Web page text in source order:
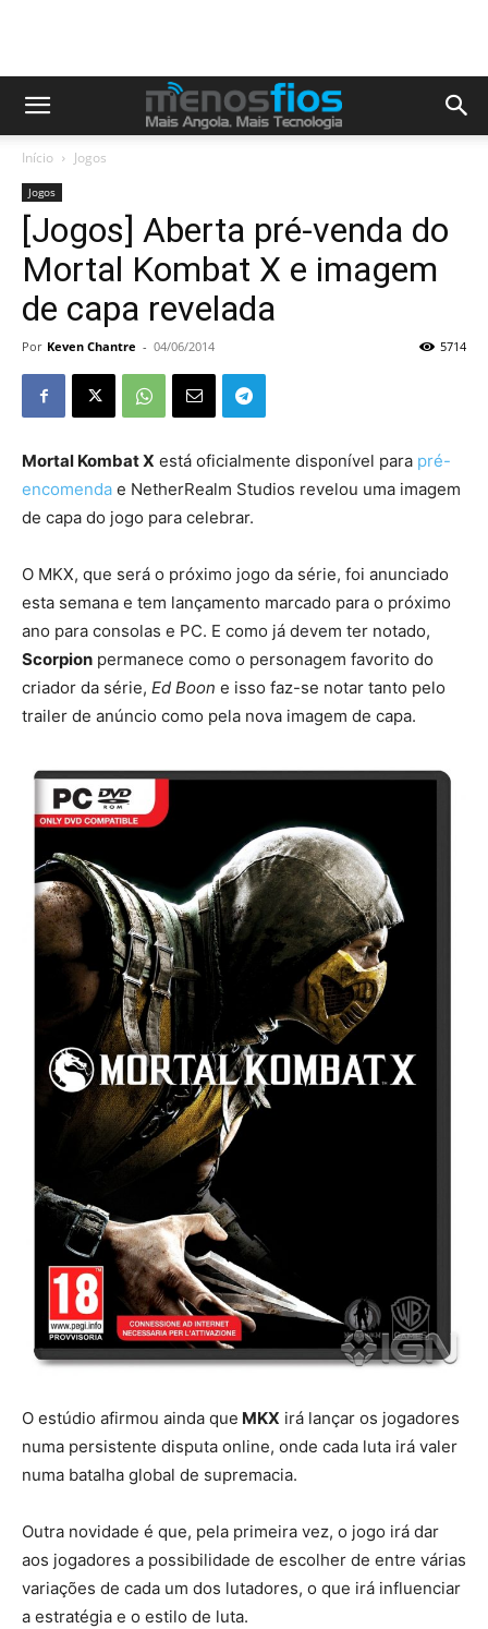
Início Jogos
Jogos
[Jogos] Aberta pré-venda do
Mortal Kombat X e imagem
de capa revelada
Por Keven Chantre - 04/06/2014 5714
Mortal Kombat X está oficialmente disponível para pré-
encomenda e NetherRealm Studios revelou uma imagem
de capa do jogo para celebrar.
O MKX, que será o próximo jogo da série, foi anunciado
esta semana e tem lançamento marcado para o próximo
ano para consolas e PC. E como já devem ter notado,
Scorpion permanece como o personagem favorito do
criador da série, Ed Boon e isso faz-se notar tanto pelo
trailer de anúncio como pela nova imagem de capa.
O estúdio afirmou ainda que MKX irá lançar os jogadores
numa persistente disputa online, onde cada luta irá valer
numa batalha global de supremacia.
Outra novidade é que, pela primeira vez, o jogo irá dar
aos jogadores a possibilidade de escolher de entre várias
variações de cada um dos lutadores, o que irá influenciar
a estratégia e o estilo de luta.